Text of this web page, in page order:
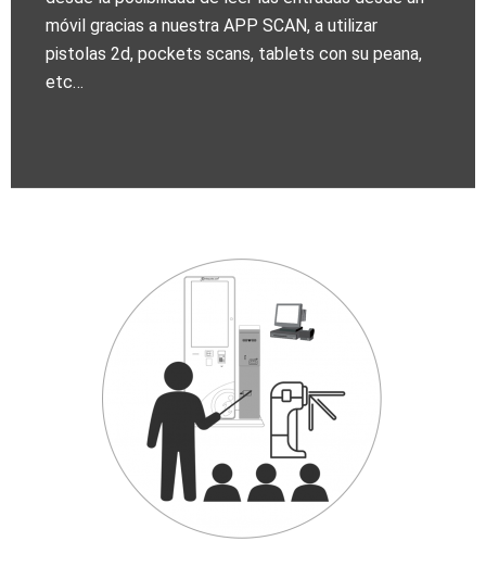
móvil gracias a nuestra APP SCAN, a utilizar
pistolas 2d, pockets scans, tablets con su peana,
etc…